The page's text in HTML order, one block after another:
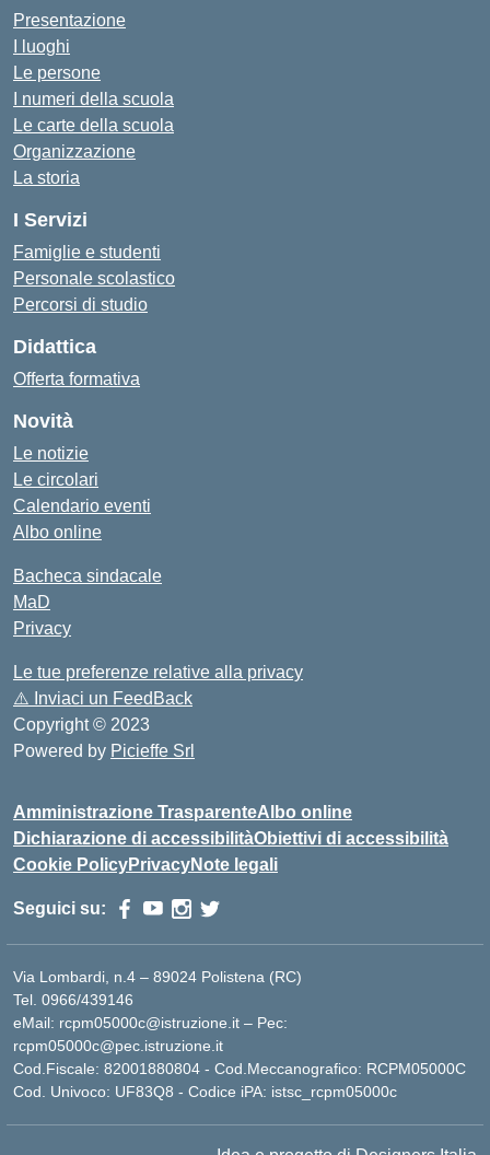
Presentazione
I luoghi
Le persone
I numeri della scuola
Le carte della scuola
Organizzazione
La storia
I Servizi
Famiglie e studenti
Personale scolastico
Percorsi di studio
Didattica
Offerta formativa
Novità
Le notizie
Le circolari
Calendario eventi
Albo online
Bacheca sindacale
MaD
Privacy
Le tue preferenze relative alla privacy
⚠️ Inviaci un FeedBack
Copyright © 2023
Powered by Picieffe Srl
Amministrazione TrasparenteAlbo online
Dichiarazione di accessibilitàObiettivi di accessibilità
Cookie PolicyPrivacyNote legali
Seguici su:
Via Lombardi, n.4 – 89024 Polistena (RC)
Tel. 0966/439146
eMail: rcpm05000c@istruzione.it – Pec:
rcpm05000c@pec.istruzione.it
Cod.Fiscale: 82001880804 - Cod.Meccanografico: RCPM05000C
Cod. Univoco: UF83Q8 - Codice iPA: istsc_rcpm05000c